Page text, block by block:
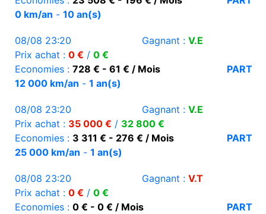
0 km/an - 10 an(s)
08/08 23:20 Gagnant : V.E
Prix achat : 0 € / 0 €
Economies : 728 € - 61 € / Mois
PART
12 000 km/an - 1 an(s)
08/08 23:20 Gagnant : V.E
Prix achat : 35 000 € / 32 800 €
Economies : 3 311 € - 276 € / Mois
PART
25 000 km/an - 1 an(s)
08/08 23:20 Gagnant : V.T
Prix achat : 0 € / 0 €
Economies : 0 € - 0 € / Mois
PART